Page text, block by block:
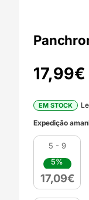
17,99€
EM STOCK
Expedição
5 - 9
5%
17,09€